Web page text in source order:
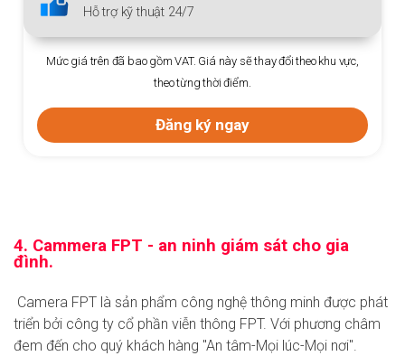
Hỗ trợ kỹ thuật 24/7
Mức giá trên đã bao gồm VAT. Giá này sẽ thay đổi theo khu vực,
theo từng thời điểm.
Đăng ký ngay
4. Cammera FPT - an ninh giám sát cho gia
đình.
Camera FPT là sản phẩm công nghệ thông minh được phát
triển bởi công ty cổ phần viễn thông FPT. Với phương châm
đem đến cho quý khách hàng "An tâm-Mọi lúc-Mọi nơi".